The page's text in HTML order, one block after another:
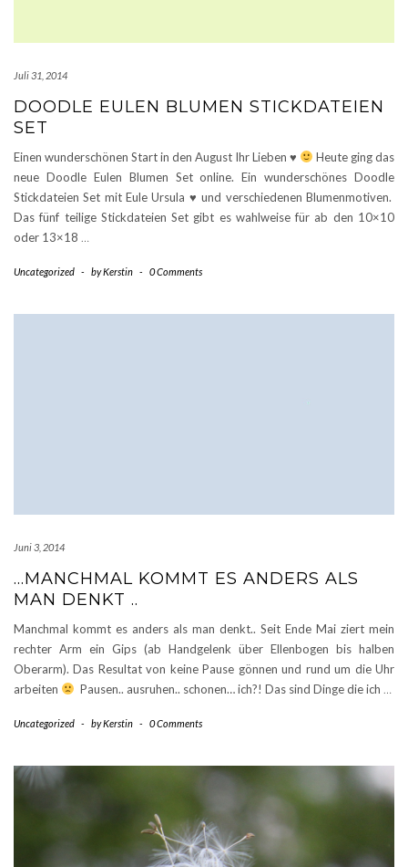
Juli 31, 2014
DOODLE EULEN BLUMEN STICKDATEIEN
SET
Einen wunderschönen Start in den August Ihr Lieben♥
Heute ging das
neue Doodle Eulen Blumen Set online. Ein wunderschönes Doodle
Stickdateien Set mit Eule Ursula ♥ und verschiedenen Blumenmotiven.
Das fünf teilige Stickdateien Set gibt es wahlweise für ab den 10×10
oder 13×18 …
Uncategorized - byKerstin - 0 Comments
Juni 3, 2014
…MANCHMAL KOMMT ES ANDERS ALS
MAN DENKT ..
Manchmal kommt es anders als man denkt.. Seit Ende Mai ziert mein
rechter Arm ein Gips (ab Handgelenk über Ellenbogen bis halben
Oberarm). Das Resultat von keine Pause gönnen und rund um die Uhr
arbeiten
Pausen.. ausruhen.. schonen… ich?! Das sind Dinge die ich …
Uncategorized - byKerstin - 0 Comments